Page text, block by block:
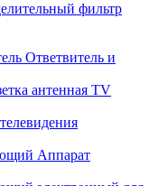
фильтр
Ответвитель и
антенная TV
Аппарат